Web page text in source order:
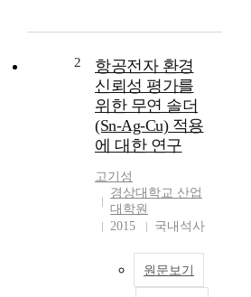
2
항공전자 환경
신뢰성 평가를
위한 무연 솔더
(Sn-Ag-Cu) 적용
에 대한 연구
고기성
경상대학교 산업
대학원
2015
국내석사
원문보기